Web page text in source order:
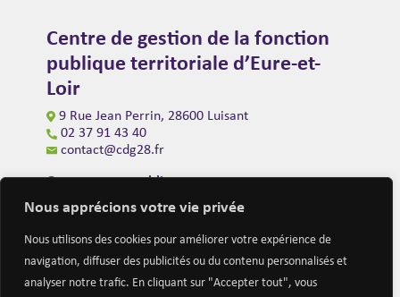
Nous apprécions votre vie privée
Nous utilisons des cookies pour améliorer votre expérience de
navigation, diffuser des publicités ou du contenu personnalisés et
analyser notre trafic. En cliquant sur "Accepter tout", vous
Centre de gestion de la fonction
publique territoriale d’Eure-et-
Loir
9 Rue Jean Perrin, 28600 Luisant
02 37 91 43 40
contact@cdg28.fr
Ouverture au public
du lundi au vendredi de 9h00 à 12h00
et de 14h00 à 16h30
(fermeture à 16h00 le vendredi)